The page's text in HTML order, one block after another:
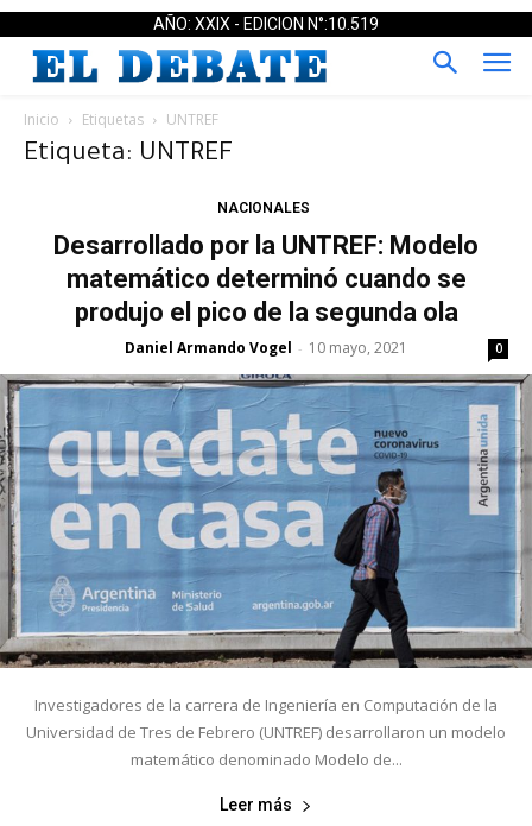
AÑO: XXIX - EDICION N°:10.519
Inicio Etiquetas UNTREF
Etiqueta: UNTREF
NACIONALES
Desarrollado por la UNTREF: Modelo
matemático determinó cuando se
produjo el pico de la segunda ola
Daniel Armando Vogel - 10 mayo, 2021 0
Investigadores de la carrera de Ingeniería en Computación de la
Universidad de Tres de Febrero (UNTREF) desarrollaron un modelo
matemático denominado Modelo de...
Leer más